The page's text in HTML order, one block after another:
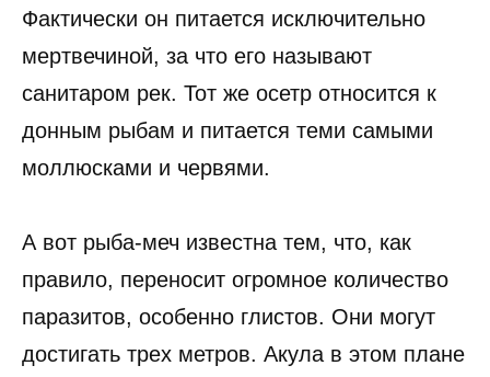
Фактически он питается исключительно
мертвечиной, за что его называют
санитаром рек. Тот же осетр относится к
донным рыбам и питается теми самыми
моллюсками и червями.
А вот рыба-меч известна тем, что, как
правило, переносит огромное количество
паразитов, особенно глистов. Они могут
достигать трех метров. Акула в этом плане